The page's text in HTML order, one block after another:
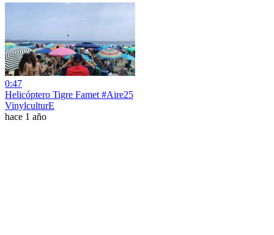
0:47
Helicóptero Tigre Famet #Aire25
VinylculturE
hace 1 año